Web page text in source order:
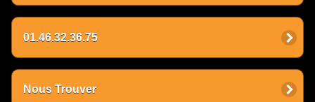
01.46.32.36.75
Nous Trouver